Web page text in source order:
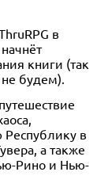
о наличии
в
книги (так
будем).
в
а также
Рино и Нью-